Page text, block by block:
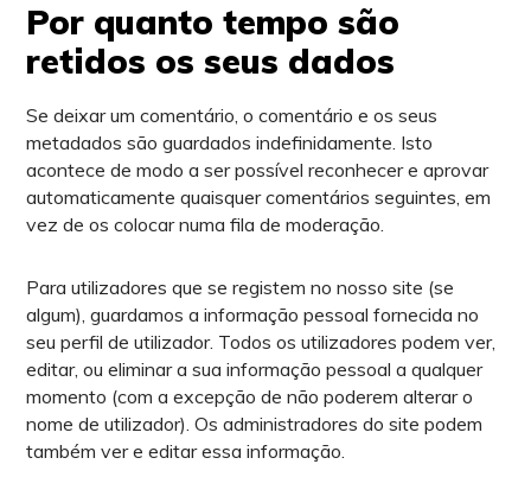
Por quanto tempo são
retidos os seus dados
Se deixar um comentário, o comentário e os seus
metadados são guardados indefinidamente. Isto
acontece de modo a ser possível reconhecer e aprovar
automaticamente quaisquer comentários seguintes, em
vez de os colocar numa fila de moderação.
Para utilizadores que se registem no nosso site (se
algum), guardamos a informação pessoal fornecida no
seu perfil de utilizador. Todos os utilizadores podem ver,
editar, ou eliminar a sua informação pessoal a qualquer
momento (com a excepção de não poderem alterar o
nome de utilizador). Os administradores do site podem
também ver e editar essa informação.